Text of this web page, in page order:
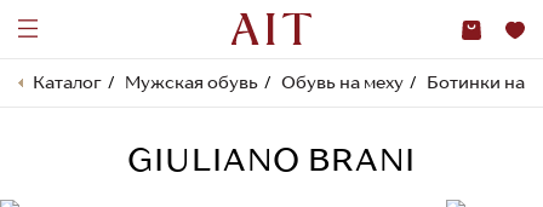
Каталог Мужская обувь Обувь на меху Ботинки на
GIULIANO BRANI